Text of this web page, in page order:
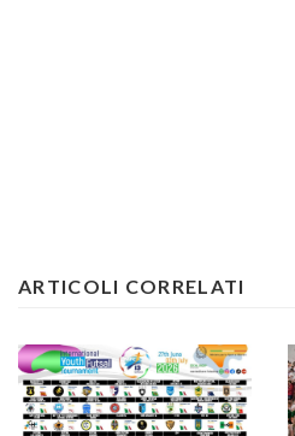
ARTICOLI CORRELATI